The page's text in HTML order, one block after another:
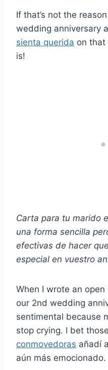
If that’s not the
wedding anniversary
sienta querida on that
is!
Carta para tu marido
una forma sencilla
efectivas de hacer
especial en vuestro
When I wrote an
our 2nd wedding
sentimental because
stop crying. I bet those
conmovedoras añadí
aún más emocionado.